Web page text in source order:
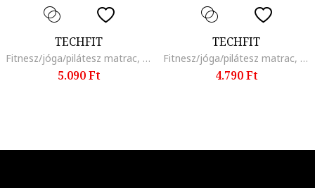
TECHFIT
Fitnesz/jóga/pilátesz matrac, 180 x 60 x 1 cm, kék
5.090 Ft
TECHFIT
Fitnesz/jóga/pilátesz matrac, 180 x 60 x 1 cm, fekete
4.790 Ft